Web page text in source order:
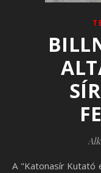
A "Katonasír Kutató és Ápoló Egyesület"-ünk tagjai, Polgár